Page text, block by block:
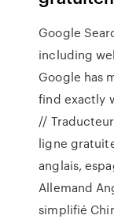
Google
including
Google has
find exactly
//
ligne
anglais,
Allemand
simplifié